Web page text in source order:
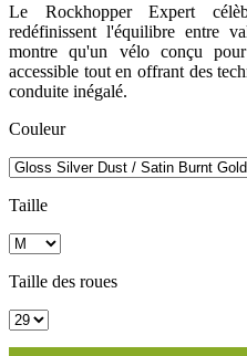
Le Rockhopper Expert
redéfinissent l'équilibre entre
montre qu'un vélo conçu
accessible tout en offrant des
conduite inégalé.
Couleur
Taille
Taille des roues